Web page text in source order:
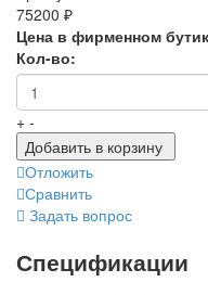
75200 ₽
Цена в фирменном
Кол-во:
+ -
Добавить в корзину
Отложить
Сравнить
Задать вопрос
Спецификации